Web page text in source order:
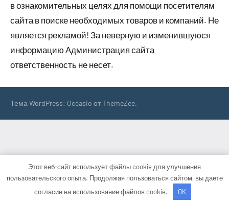
в ознакомительных целях для помощи посетителям
сайта в поиске необходимых товаров и компаний. Не
является рекламой! За неверную и изменившуюся
информацию Администрация сайта
ответственность не несет.
Тема WordPress: Occasio от ThemeZee.
Этот веб-сайт использует файлы cookie для улучшения
пользовательского опыта. Продолжая пользоваться сайтом, вы даете
согласие на использование файлов cookie.
OK